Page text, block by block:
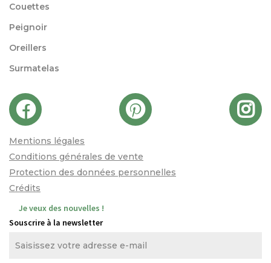
Couettes
Peignoir
Oreillers
Surmatelas
Mentions légales
Conditions générales de vente
Protection des données personnelles
Crédits
Je veux des nouvelles !
Souscrire à la newsletter